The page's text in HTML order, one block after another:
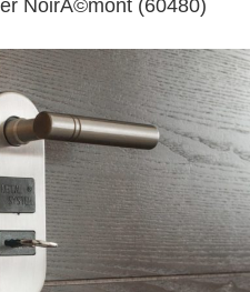
NoirÃ©mont (60480)